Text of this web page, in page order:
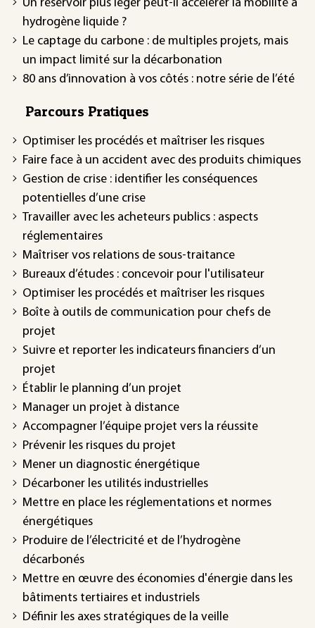
Un réservoir plus léger peut-il accélérer la mobilité à
hydrogène liquide ?
Le captage du carbone : de multiples projets, mais
un impact limité sur la décarbonation
80 ans d’innovation à vos côtés : notre série de l’été
Parcours Pratiques
Optimiser les procédés et maîtriser les risques
Faire face à un accident avec des produits chimiques
Gestion de crise : identifier les conséquences
potentielles d’une crise
Travailler avec les acheteurs publics : aspects
réglementaires
Maîtriser vos relations de sous-traitance
Bureaux d’études : concevoir pour l'utilisateur
Optimiser les procédés et maîtriser les risques
Boîte à outils de communication pour chefs de
projet
Suivre et reporter les indicateurs financiers d’un
projet
Établir le planning d’un projet
Manager un projet à distance
Accompagner l’équipe projet vers la réussite
Prévenir les risques du projet
Mener un diagnostic énergétique
Décarboner les utilités industrielles
Mettre en place les réglementations et normes
énergétiques
Produire de l’électricité et de l’hydrogène
décarbonés
Mettre en œuvre des économies d'énergie dans les
bâtiments tertiaires et industriels
Définir les axes stratégiques de la veille